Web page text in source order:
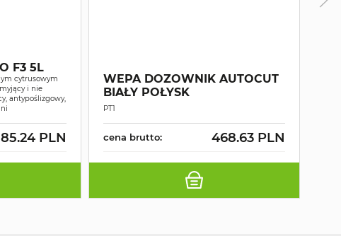
F3 5L
cytrusowym
i nie
antypoślizgowy,
85.24 PLN
WEPA DOZOWNIK AUTOCUT
BIAŁY POŁYSK
PT1
cena brutto: 468.63 PLN